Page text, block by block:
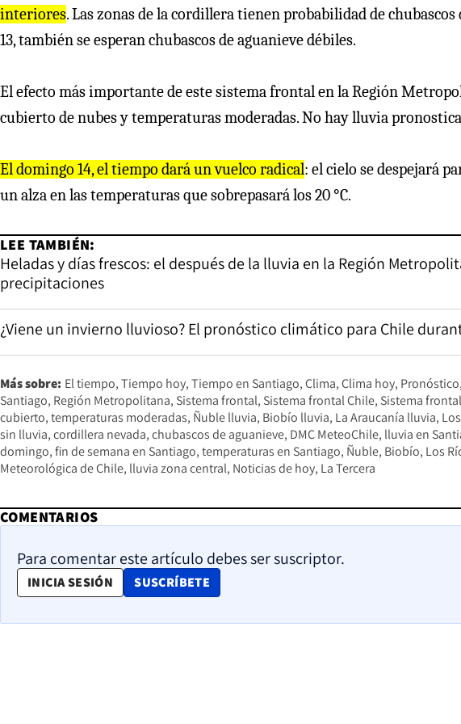
interiores. Las zonas de la cordillera tienen probabilidad de
13, también se esperan chubascos de aguanieve débiles.
El efecto más importante de este sistema frontal en la Región
cubierto de nubes y temperaturas moderadas. No hay lluvia
El domingo 14, el tiempo dará un vuelco radical: el cielo se despejará
un alza en las temperaturas que sobrepasará los 20 °C.
LEE TAMBIÉN:
Heladas y días frescos: el después de la lluvia en la Región
precipitaciones
¿Viene un invierno lluvioso? El pronóstico climático para Chile
Más sobre: El tiempo Tiempo hoy Tiempo en Santiago Clima Clima hoy Pronóstico
Santiago Región Metropolitana Sistema frontal Sistema frontal Chile Sistema
cubierto temperaturas moderadas Ñuble lluvia Biobío lluvia La Araucanía lluvia
sin lluvia cordillera nevada chubascos de aguanieve DMC MeteoChile lluvia en
domingo fin de semana en Santiago temperaturas en Santiago Ñuble Biobío Los
Meteorológica de Chile lluvia zona central Noticias de hoy La Tercera
COMENTARIOS
Para comentar este artículo debes ser suscriptor.
INICIA SESIÓN SUSCRÍBETE
OPENS IN NEW WINDOW